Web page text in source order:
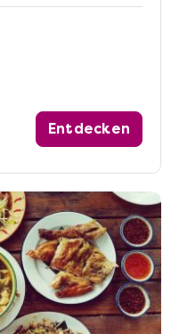
Entdecken